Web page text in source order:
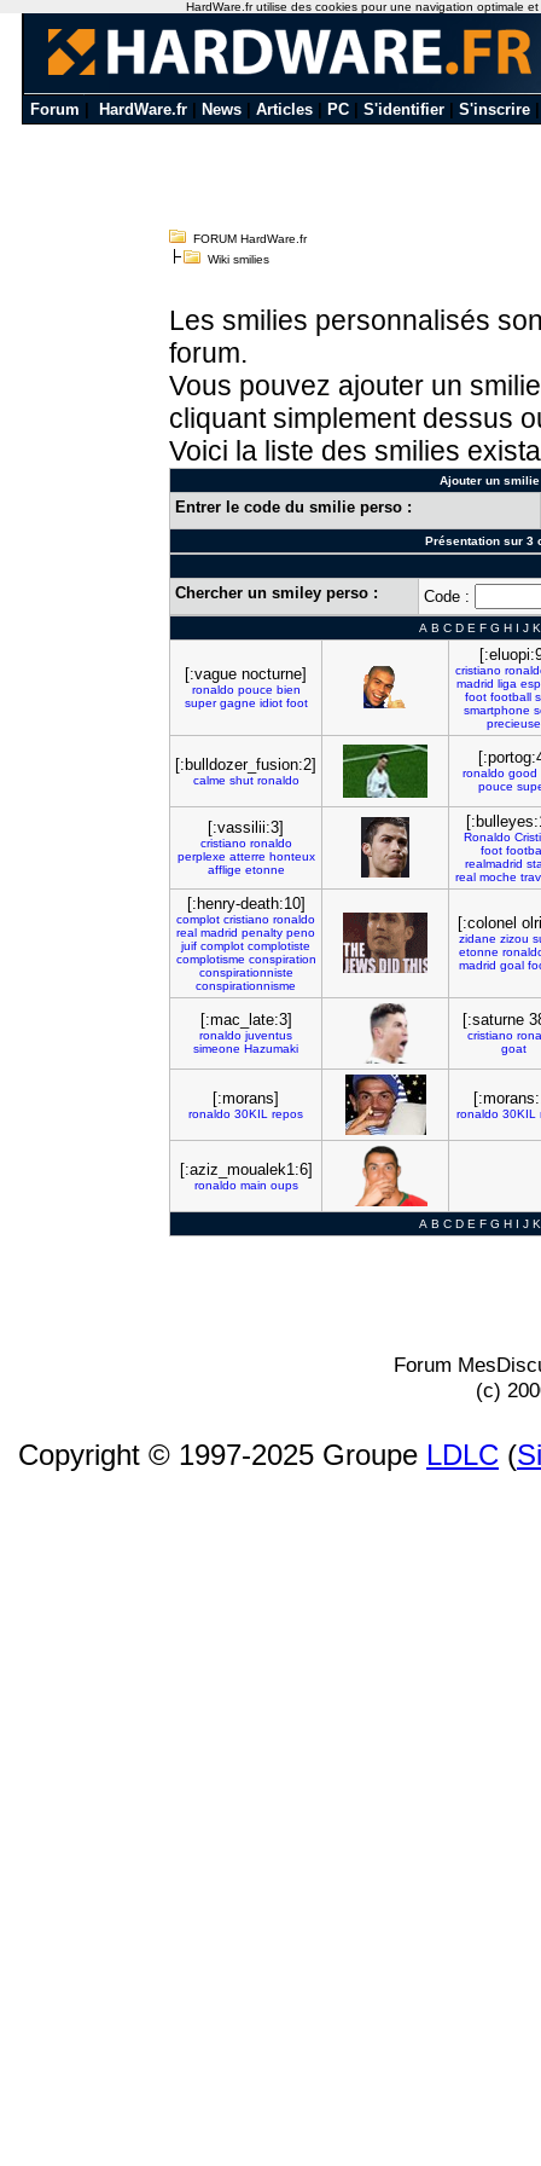
Forum HardWare.fr News Articles PC S'identifier S'inscrire
FORUM HardWare.fr
Wiki smilies
Les smilies personnalisés
forum.
Vous pouvez ajouter un
cliquant simplement dessus
Voici la liste des smilies
Ajouter un
Entrer le code du smilie perso :
Présentation sur 3
Chercher un smiley perso : Code :
A B C D E F G H I J K
[:vague nocturne]
ronaldo pouce bien
super gagne idiot foot
cristiano
madrid liga
foot football
smartphone
precieuse
[:bulldozer_fusion:2]
calme shut ronaldo
ronaldo good
pouce
[:vassilii:3]
cristiano ronaldo
perplexe atterre honteux
afflige etonne
Ronaldo
foot
realmadrid
real moche trav
[:henry-death:10]
complot cristiano ronaldo
real madrid penalty peno
juif complot complotiste
complotisme conspiration
conspirationniste
conspirationnisme
[:colonel
zidane zizou
etonne
madrid goal
[:mac_late:3]
ronaldo juventus
simeone Hazumaki
[:saturne
cristiano
goat
[:morans]
ronaldo 30KIL repos ronaldo 30KIL
[:aziz_moualek1:6]
ronaldo main oups
A B C D E F G H I J K
Forum
(c)
Copyright © 1997-2025 Groupe LDLC (
HardWare.fr utilise des cookies pour une navigation optimale